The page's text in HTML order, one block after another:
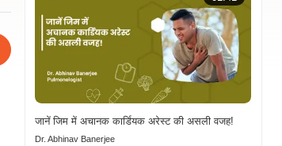
जानें जिम में अचानक कार्डियक अरेस्ट की असली वजह!
Dr. Abhinav Banerjee